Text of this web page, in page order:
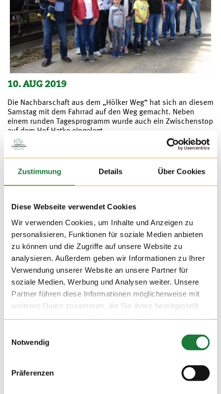
Zustimmung Details Über Cookies
Diese Webseite verwendet Cookies
Wir verwenden Cookies, um Inhalte und Anzeigen zu
personalisieren, Funktionen für soziale Medien anbieten
zu können und die Zugriffe auf unsere Website zu
analysieren. Außerdem geben wir Informationen zu Ihrer
Verwendung unserer Website an unsere Partner für
soziale Medien, Werbung und Analysen weiter. Unsere
Partner führen diese Informationen möglicherweise mit
weiteren Daten zusammen, die Sie ihnen bereitgestellt
Notwendig
Präferenzen
10. AUG 2019
Die Nachbarschaft aus dem „Hölker Weg“ hat sich an diesem
Samstag mit dem Fahrrad auf den Weg gemacht. Neben
einem runden Tagesprogramm wurde auch ein Zwischenstop
auf dem Hof Hatke eingelegt.
Heute mussten die Auszubildenden der Goldschmaus